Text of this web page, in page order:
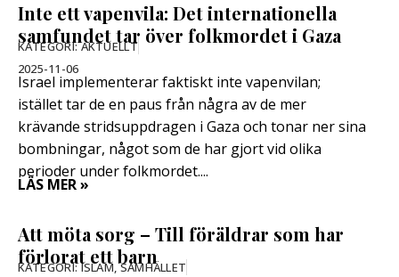
Inte ett vapenvila: Det internationella
samfundet tar över folkmordet i Gaza
KATEGORI:AKTUELLT
2025-11-06
Israel implementerar faktiskt inte vapenvilan;
istället tar de en paus från några av de mer
krävande stridsuppdragen i Gaza och tonar ner sina
bombningar, något som de har gjort vid olika
perioder under folkmordet....
LÄS MER »
Att möta sorg – Till föräldrar som har
förlorat ett barn
KATEGORI:ISLAM,SAMHÄLLET